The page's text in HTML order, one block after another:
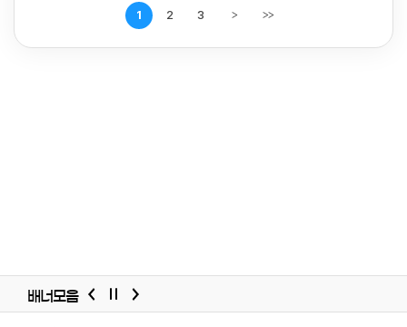
1 2 3 >다음페이지
>>
배너모음